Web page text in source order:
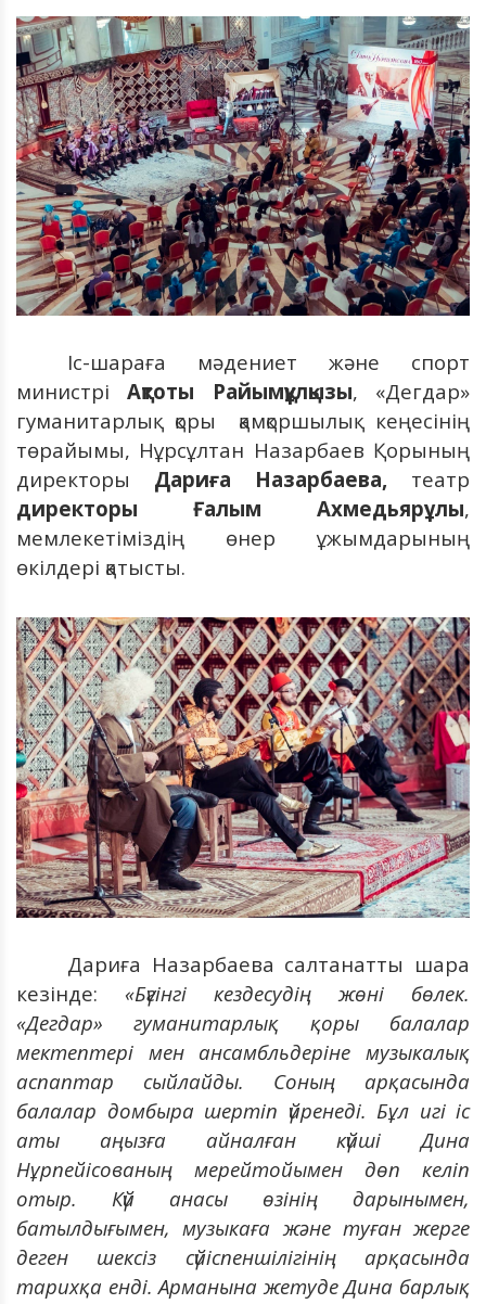
Іс-шараға мәдениет және спорт
министріАқтоты Райымқұлқызы, «Дегдар»
гуманитарлық қоры қамқоршылық кеңесінің
төрайымы, Нұрсұлтан Назарбаев Қорының
директоры Дариға Назарбаева, театр
директоры Ғалым Ахмедьярұлы,
мемлекетіміздің өнер ұжымдарының
өкілдері қатысты.
Дариға Назарбаева салтанатты шара
кезінде: «Бүгінгі кездесудің жөні бөлек.
«Дегдар» гуманитарлық қоры балалар
мектептері мен ансамбльдеріне музыкалық
аспаптар сыйлайды. Соның арқасында
балалар домбыра шертіп үйренеді. Бұл игі іс
аты аңызға айналған күйші Дина
Нұрпейісованың мерейтойымен дөп келіп
отыр. Күй анасы өзінің дарынымен,
батылдығымен, музыкаға және туған жерге
деген шексіз сүйіспеншілігінің арқасында
тарихқа енді. Арманына жетуде Дина барлық